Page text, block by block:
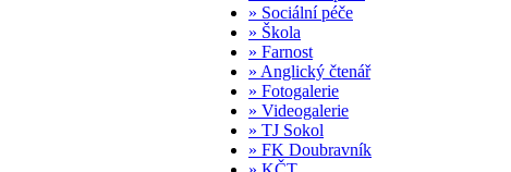
» Sociální péče
» Škola
» Farnost
» Anglický čtenář
» Fotogalerie
» Videogalerie
» TJ Sokol
» FK Doubravník